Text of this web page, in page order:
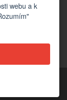
webu a k